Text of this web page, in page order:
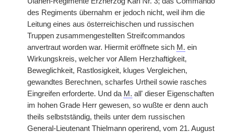
des Regiments übernahm er jedoch nicht, weil ihm die
Leitung eines aus österreichischen und russischen
Truppen zusammengestellten Streifcommandos
anvertraut worden war. Hiermit eröffnete sich M. ein
Wirkungskreis, welcher vor Allem Herzhaftigkeit,
Beweglichkeit, Rastlosigkeit, kluges Vergleichen,
gewandtes Berechnen, scharfes Urtheil sowie rasches
Eingreifen erforderte. Und da M. all' dieser Eigenschaften
im hohen Grade Herr gewesen, so wußte er denn auch
theils selbstständig, theils unter dem russischen
General-Lieutenant Thielmann operirend, vom 21. August